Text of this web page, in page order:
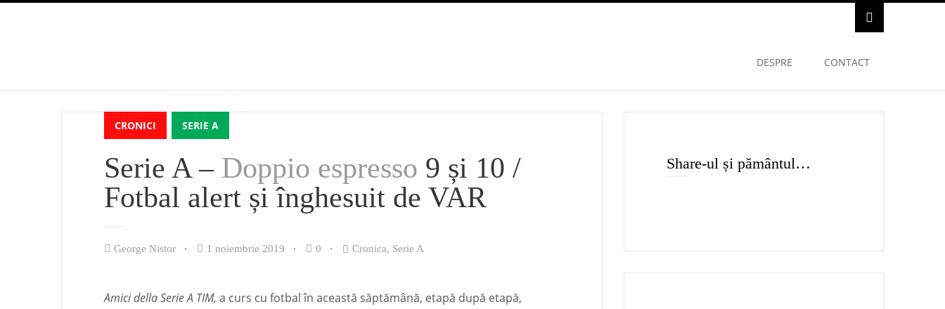
DESPRE CONTACT
CRONICI SERIE A
Serie A – Doppio espresso 9 și 10 /
Fotbal alert și înghesuit de VAR
George Nistor 1 noiembrie 2019 0 Cronica, Serie A
Amici della Serie A TIM, a curs cu fotbal în această săptămână, etapă după etapă,
Share-ul și pământul…